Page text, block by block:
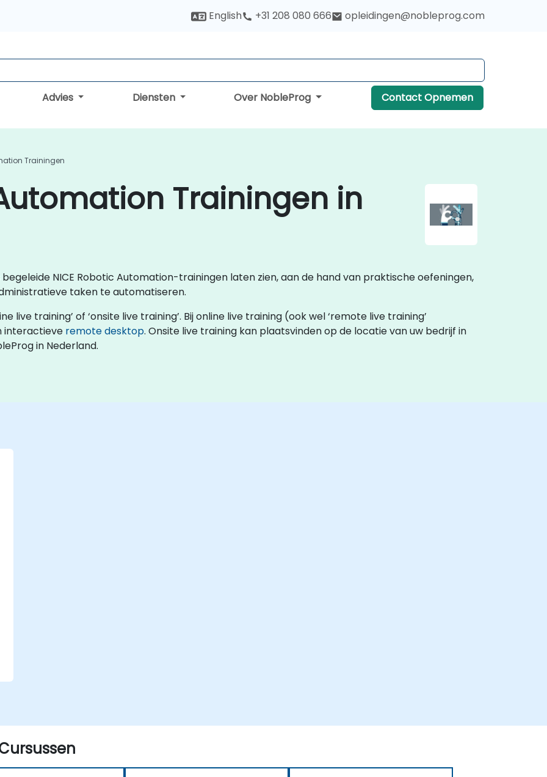
English +31 208 080 666 opleidingen@nobleprog.com
Advies Diensten Over NobleProg Contact Opnemen
Trainingen
Trainingen in
NICE Robotic Automation-trainingen laten zien, aan de hand van praktische oefeningen,
taken te automatiseren.
live training’ of ‘onsite live training’. Bij online live training (ook wel ‘remote live training’
interactieve remote desktop. Onsite live training kan plaatsvinden op de locatie van uw bedrijf in
in Nederland.